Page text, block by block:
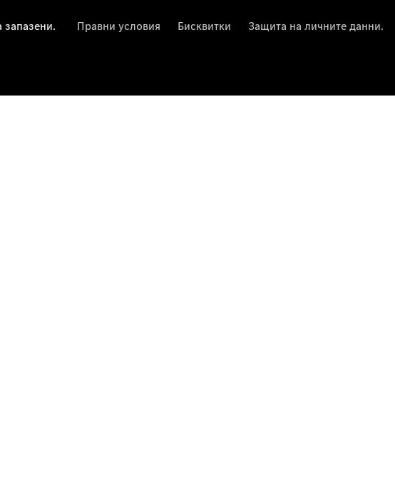
запазени. Правни условия Бисквитки Защита на личните данни.